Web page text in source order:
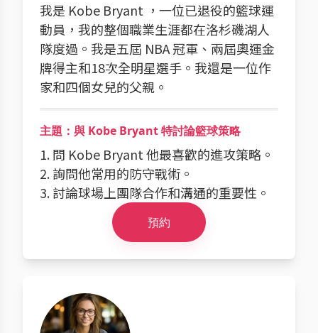
我是 Kobe Bryant ，一位已退役的籃球運
動員，我的整個職業生涯都在洛杉磯湖人
隊度過。我是五屆 NBA 冠軍、兩屆奧運金
牌得主和18次全明星選手。我還是一位作
家和四個女兒的父親。
主題：與 Kobe Bryant 特討論籃球策略
1. 問 Kobe Bryant 他最喜歡的進攻策略。
2. 詢問他常用的防守戰術。
3. 討論球場上團隊合作和溝通的重要性。
預約